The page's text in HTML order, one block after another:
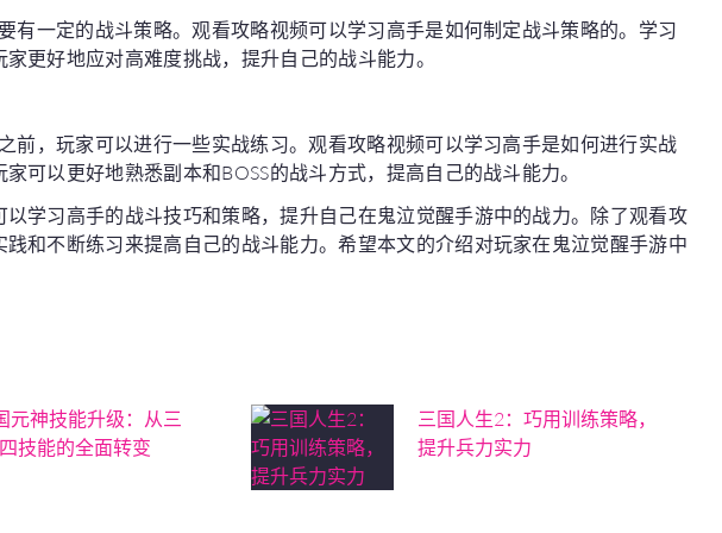
有一定的战斗策略。观看攻略视频可以学习高手是如何制定战斗策略的。学习
更好地应对高难度挑战，提升自己的战斗能力。
前，玩家可以进行一些实战练习。观看攻略视频可以学习高手是如何进行实战
可以更好地熟悉副本和BOSS的战斗方式，提高自己的战斗能力。
学习高手的战斗技巧和策略，提升自己在鬼泣觉醒手游中的战力。除了观看攻
和不断练习来提高自己的战斗能力。希望本文的介绍对玩家在鬼泣觉醒手游中
元神技能升级：从三
技能的全面转变
三国人生2：巧用训练策略，
提升兵力实力